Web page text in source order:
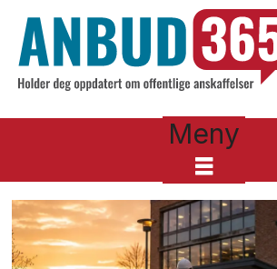
Meny
Tag:
2